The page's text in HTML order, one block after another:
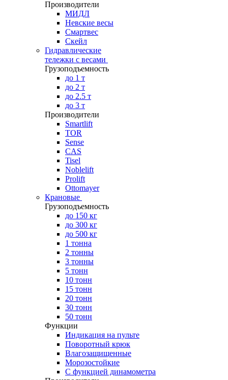
Производители
МИДЛ
Невские весы
Смартвес
Скейл
Гидравлические
тележки с весами
Грузоподъемность
до 1 т
до 2 т
до 2.5 т
до 3 т
Производители
Smartlift
TOR
Sense
CAS
Tisel
Noblelift
Prolift
Ottomayer
Крановые
Грузоподъемность
до 150 кг
до 300 кг
до 500 кг
1 тонна
2 тонны
3 тонны
5 тонн
10 тонн
15 тонн
20 тонн
30 тонн
50 тонн
Функции
Индикация на пульте
Поворотный крюк
Влагозащищенные
Морозостойкие
С функцией динамометра